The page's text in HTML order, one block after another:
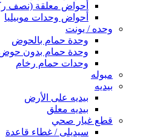
أحواض معلقة (نصف
أحواض وحدات موبيليا
وحده / يونت
وحدة حمام بالحوض
وحدة حمام بدون
وحدات حمام رخام
مبوله
بيديه
بيديه على الأرض
بيديه معلق
قطع غيار صحي
سيديلى / غطاء قاعدة